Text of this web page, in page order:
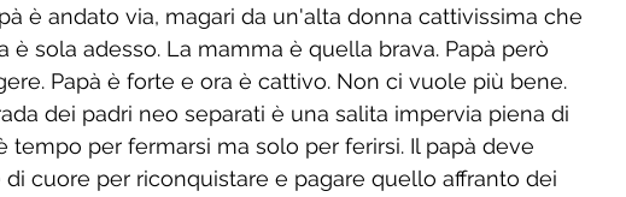
è andato via, magari da un'alta donna cattivissima che
è sola adesso. La mamma è quella brava. Papà però
Papà è forte e ora è cattivo. Non ci vuole più bene.
dei padri neo separati è una salita impervia piena di
per fermarsi ma solo per ferirsi. Il papà deve
cuore per riconquistare e pagare quello affranto dei